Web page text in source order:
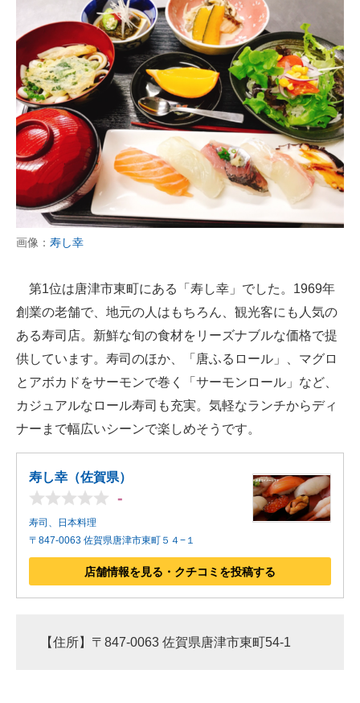
画像： 寿し幸
第1位は唐津市東町にある「寿し幸」でした。1969年
創業の老舗で、地元の人はもちろん、観光客にも人気の
ある寿司店。新鮮な旬の食材をリーズナブルな価格で提
供しています。寿司のほか、「唐ふるロール」、マグロ
とアボカドをサーモンで巻く「サーモンロール」など、
カジュアルなロール寿司も充実。気軽なランチからディ
ナーまで幅広いシーンで楽しめそうです。
寿し幸（佐賀県）
-
寿司、日本料理
〒847-0063 佐賀県唐津市東町５４−１
店舗情報を見る・クチコミを投稿する
【住所】〒847-0063 佐賀県唐津市東町54-1